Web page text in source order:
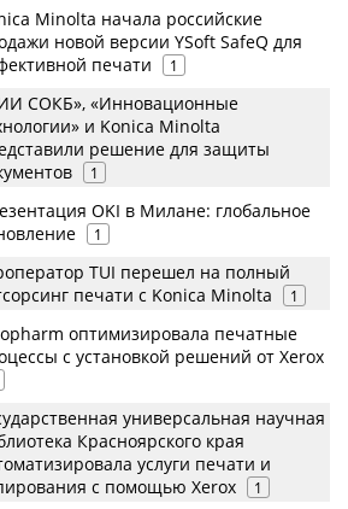
Minolta начала российские
новой версии YSoft SafeQ для
печати
1
СОКБ», «Инновационные
и Konica Minolta
решение для защиты
1
OKI в Милане: глобальное
1
TUI перешел на полный
печати с Konica Minolta
1
оптимизировала печатные
с установкой решений от Xerox
универсальная научная
Красноярского края
услуги печати и
с помощью Xerox
1